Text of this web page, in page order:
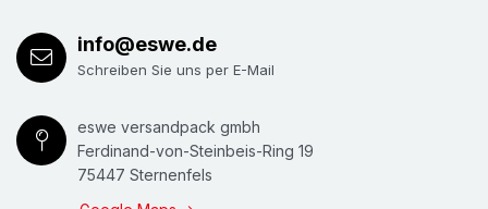
info@eswe.de
Schreiben Sie uns per E-Mail
eswe versandpack gmbh
Ferdinand-von-Steinbeis-Ring 19
75447 Sternenfels